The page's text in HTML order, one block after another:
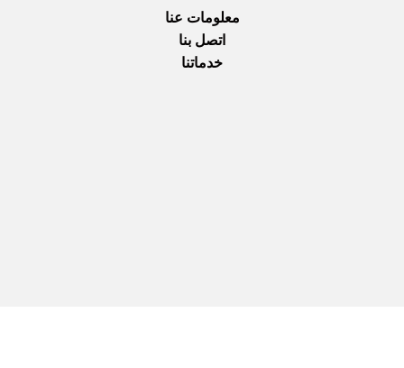
معلومات عنا
اتصل بنا
خدماتنا